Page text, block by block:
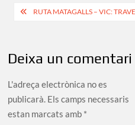
Navegació
RUTA MATAGALLS – VIC:
Deixa un comentari
L'adreça electrònica no es
publicarà. Els camps necessaris
estan marcats amb *